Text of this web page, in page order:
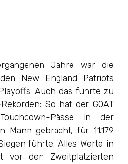
Jahre war die
New England Patriots
Auch das führte zu
So hat der GOAT
Pässe in der
Mann gebracht, für 11.179
führte. Alles Werte in
vor den Zweitplatzierten